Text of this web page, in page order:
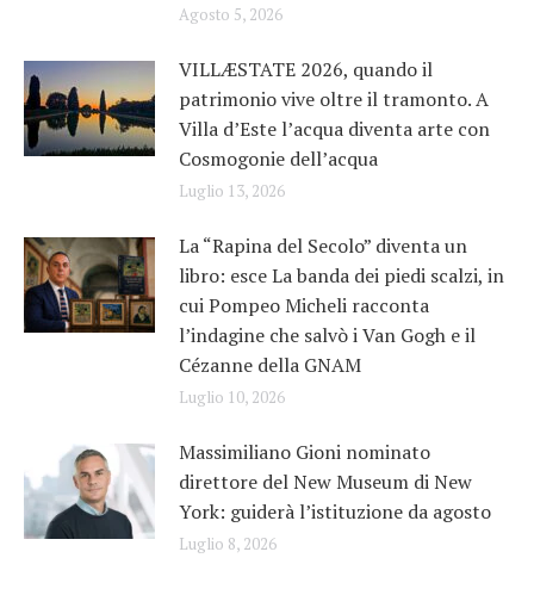
Agosto 5, 2026
VILLÆSTATE 2026, quando il
patrimonio vive oltre il tramonto. A
Villa d’Este l’acqua diventa arte con
Cosmogonie dell’acqua
Luglio 13, 2026
La “Rapina del Secolo” diventa un
libro: esce La banda dei piedi scalzi, in
cui Pompeo Micheli racconta
l’indagine che salvò i Van Gogh e il
Cézanne della GNAM
Luglio 10, 2026
Massimiliano Gioni nominato
direttore del New Museum di New
York: guiderà l’istituzione da agosto
Luglio 8, 2026